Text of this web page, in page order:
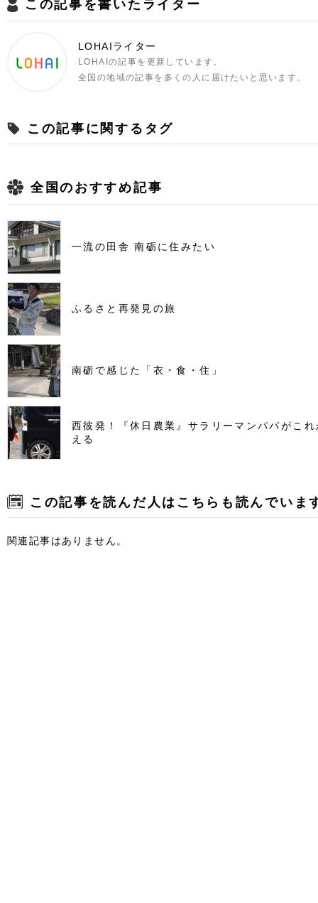
この記事を書いたライター
LOHAIライター
LOHAIの記事を更新しています。
全国の地域の記事を多くの人に届けたいと思います。
この記事に関するタグ
全国のおすすめ記事
一流の田舎 南砺に住みたい
ふるさと再発見の旅
南砺で感じた「衣・食・住」
西彼発！『休日農業』サラリーマンパパがこ
える
この記事を読んだ人はこちらも読んでいま
関連記事はありません。